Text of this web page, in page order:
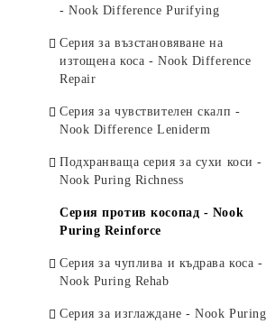
- Nook Difference Purifying
Серия за възстановяване на
изтощена коса - Nook Difference
Repair
Серия за чувствителен скалп -
Nook Difference Leniderm
Подхранваща серия за сухи коси -
Nook Puring Richness
Серия против косопад - Nook
Puring Reinforce
Серия за чуплива и къдрава коса -
Nook Puring Rehab
Серия за изглаждане - Nook Puring